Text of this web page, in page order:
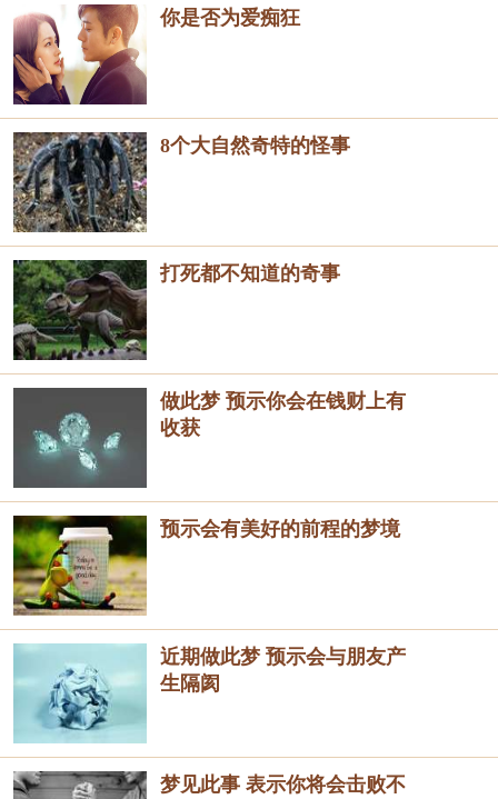
你是否为爱痴狂
8个大自然奇特的怪事
打死都不知道的奇事
做此梦 预示你会在钱财上有
收获
预示会有美好的前程的梦境
近期做此梦 预示会与朋友产
生隔阂
梦见此事 表示你将会击败不